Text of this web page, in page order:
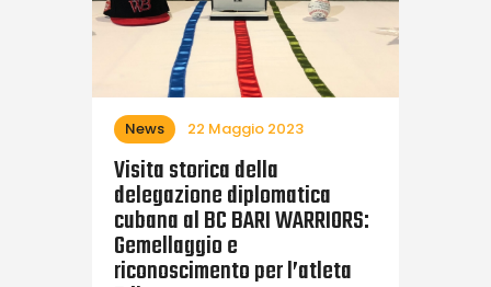
News 22 Maggio 2023
Visita storica della
delegazione diplomatica
cubana al BC BARI WARRIORS:
Gemellaggio e
riconoscimento per l’atleta